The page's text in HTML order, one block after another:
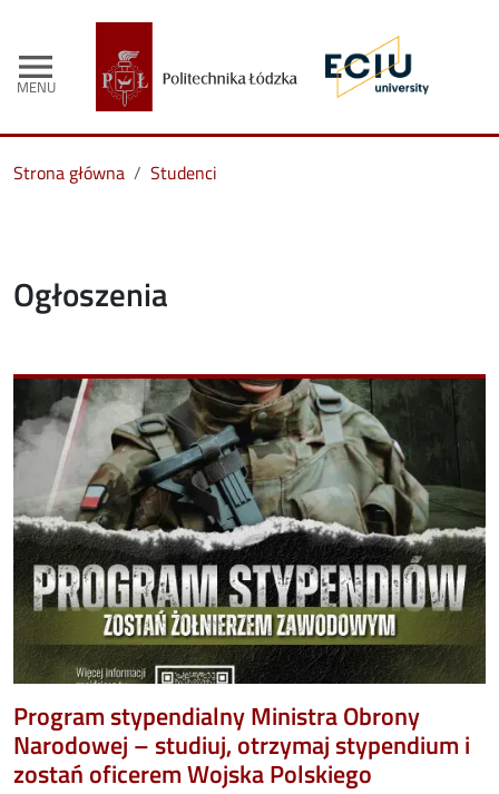
menu
MENU
Strona główna Studenci
Ogłoszenia
Image
Program stypendialny Ministra Obrony
Narodowej – studiuj, otrzymaj stypendium i
zostań oficerem Wojska Polskiego